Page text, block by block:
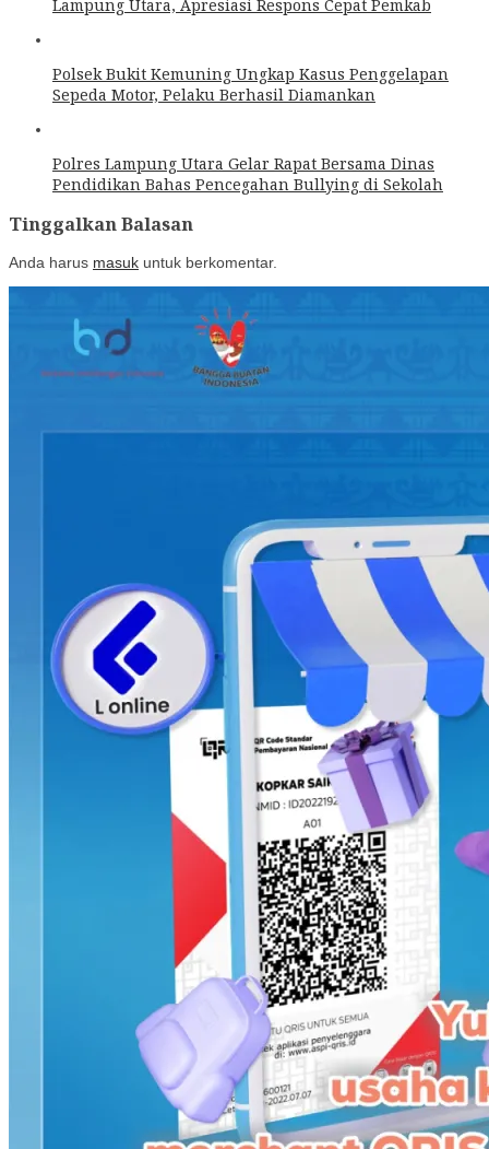
Lampung Utara, Apresiasi Respons Cepat Pemkab
Polsek Bukit Kemuning Ungkap Kasus Penggelapan
Sepeda Motor, Pelaku Berhasil Diamankan
Polres Lampung Utara Gelar Rapat Bersama Dinas
Pendidikan Bahas Pencegahan Bullying di Sekolah
Tinggalkan Balasan
Anda harus masuk untuk berkomentar.